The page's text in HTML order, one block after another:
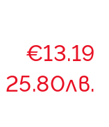
€13.19
25.80лв.